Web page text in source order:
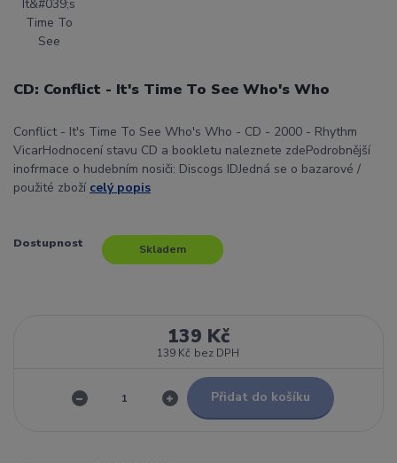
CD: Conflict - It's Time To See Who's Who
Conflict - It's Time To See Who's Who - CD - 2000 - Rhythm
VicarHodnocení stavu CD a bookletu naleznete zdePodrobnější
inofrmace o hudebním nosiči: Discogs IDJedná se o bazarové /
použité zboží celý popis
Dostupnost Skladem
139 Kč
139 Kč bez DPH
Přidat do košíku